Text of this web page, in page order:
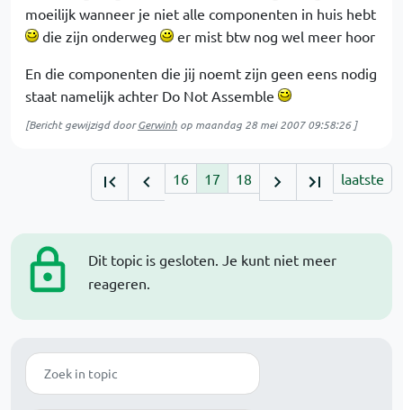
Dit topic is gesloten. Je kunt niet meer
reageren.
Zoek
moeilijk wanneer je niet alle componenten in huis hebt
die zijn onderweg
er mist btw nog wel meer hoor
En die componenten die jij noemt zijn geen eens nodig
staat namelijk achter Do Not Assemble
[Bericht gewijzigd doorGerwinh op maandag 28 mei 2007 09:58:26]
16 17 18 laatste